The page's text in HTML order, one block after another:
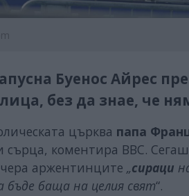
Буенос Айрес
без да знае, че
църква папа
коментира ВВС.
аржентинците „сираци
бъде баща на целия свят“.